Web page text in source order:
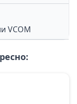
VCOM